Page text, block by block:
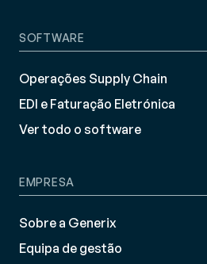
SOFTWARE
Operações Supply Chain
EDI e Faturação Eletrónica
Ver todo o software
EMPRESA
Sobre a Generix
Equipa de gestão